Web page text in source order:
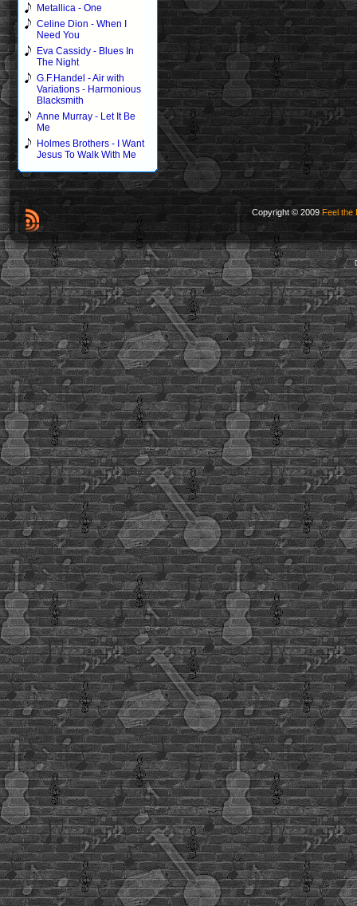
Metallica - One
Celine Dion - When I
Need You
Eva Cassidy - Blues In
The Night
G.F.Handel - Air with
Variations - Harmonious
Blacksmith
Anne Murray - Let It Be
Me
Holmes Brothers - I Want
Jesus To Walk With Me
Copyright © 2009 Feel the